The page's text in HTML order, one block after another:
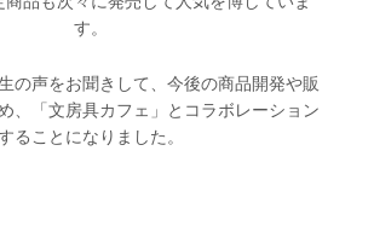
す。
の声をお聞きして、今後の商品開発や販
、「文房具カフェ」とコラボレーション
ることになりました。